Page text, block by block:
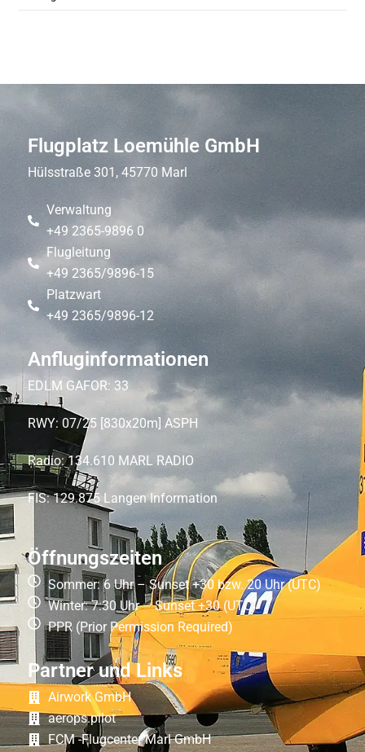
Flugplatz Loemühle GmbH
Hülsstraße 301, 45770 Marl
Verwaltung
+49 2365-9896 0
Flugleitung
+49 2365/9896-15
Platzwart
+49 2365/9896-12
Anfluginformationen
EDLM GAFOR: 33
RWY: 07/25 [830x20m] ASPH
Radio: 134.610 MARL RADIO
FIS: 129.875 Langen Information
Öffnungszeiten
Sommer: 6 Uhr – Sunset +30 bzw. 20 Uhr (UTC)
Winter: 7:30 Uhr – Sunset +30 (UTC)
PPR (Prior Permission Required)
Partner und Links
Airwork GmbH
aerops.pilot
FCM -Flugcenter Marl GmbH